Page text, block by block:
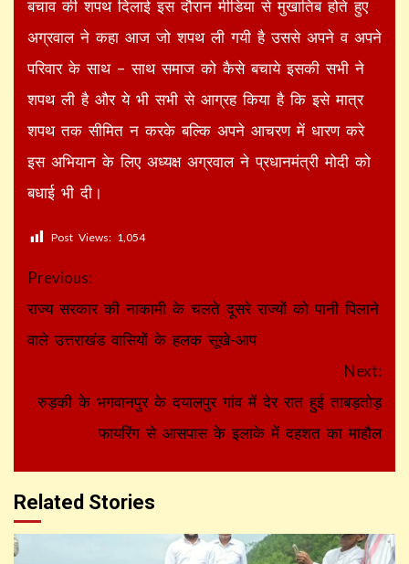
बचाव की शपथ दिलाई इस दौरान मीडिया से मुखातिब होते हुए
अग्रवाल ने कहा आज जो शपथ ली गयी है उससे अपने व अपने
परिवार के साथ – साथ समाज को कैसे बचाये इसकी सभी ने
शपथ ली है और ये भी सभी से आग्रह किया है कि इसे मात्र
शपथ तक सीमित न करके बल्कि अपने आचरण में धारण करे
इस अभियान के लिए अध्यक्ष अग्रवाल ने प्रधानमंत्री मोदी को
बधाई भी दी।
Post Views: 1,054
Continue
Reading
Previous:
राज्य सरकार की नाकामी के चलते दूसरे राज्यों को पानी पिलाने
वाले उत्तराखंड वासियों के हलक सूखे-आप
Next:
रुड़की के भगवानपुर के दयालपुर गांव में देर रात हुई ताबड़तोड़
फायरिंग से आसपास के इलाके में दहशत का माहौल
Related Stories